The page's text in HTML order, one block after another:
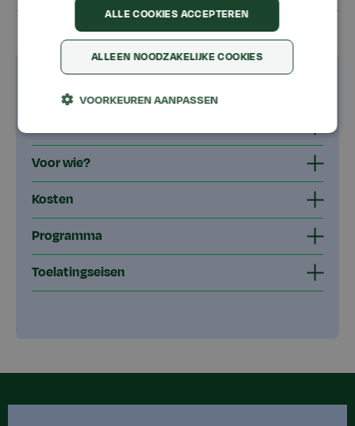
Goed om te weten
Voor wie?
Kosten
Programma
Toelatingseisen
ALLE COOKIES ACCEPTEREN
ALLEEN NOODZAKELIJKE COOKIES
VOORKEUREN AANPASSEN